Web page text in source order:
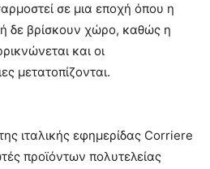
σε μια εποχή όπου η
δε βρίσκουν χώρο, καθώς η
και οι
μετατοπίζονται.
ιταλικής εφημερίδας Corriere
προϊόντων πολυτελείας